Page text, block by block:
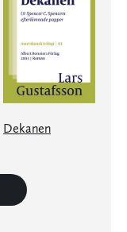
Dekanen